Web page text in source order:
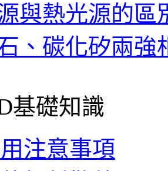
與熱光源的區
、碳化矽兩強
基礎知識
注意事項